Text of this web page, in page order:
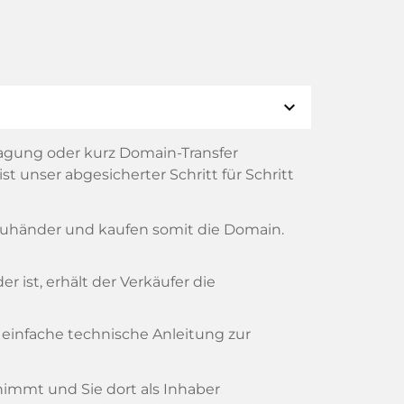
expand_more
oder kurz Domain-Transfer
unser abgesicherter Schritt für Schritt
und kaufen somit die Domain.
ist, erhält der Verkäufer die
technische Anleitung zur
und Sie dort als Inhaber